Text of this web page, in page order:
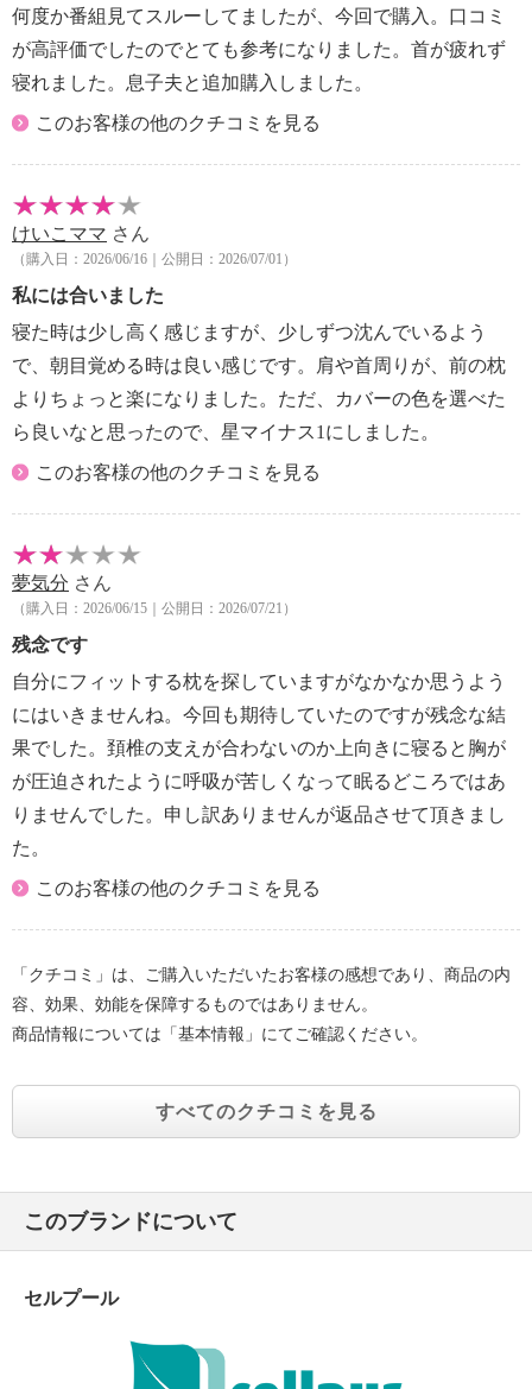
・洗濯機：可
・漂白処理：酸素系漂白 可（塩素系漂白は不可）
・自然乾燥：日陰の吊り干し
・アイロン仕上げ：不可
＜本体（芯材）＞
・手洗いする際は詰物を中袋から出さず、そのまま手
洗いする
・手洗いした後はタオルなどを押し当てて水気を吸い
取り、陰干しする
・長時間照射による変色注意
＜本体（側生地）、チューブカバー＞
・ネット使用
・単品洗い
・無蛍光洗剤使用
・長時間照射による変色注意
【原産国（地）】
＜本体（芯材）＞
・側地縫製：中国
・仕上加工：日本
＜本体（側生地）＞
・側地縫製：中国
・仕上加工：日本
＜チューブカバー＞
【保証】
何度か番組見てスルーしてましたが、今回で購入。口コミ
が高評価でしたのでとても参考になりました。首が疲れず
寝れました。息子夫と追加購入しました。
このお客様の他のクチコミを見る
けいこママ さん
（購入日：2026/06/16｜公開日：2026/07/01）
私には合いました
寝た時は少し高く感じますが、少しずつ沈んでいるよう
で、朝目覚める時は良い感じです。肩や首周りが、前の枕
よりちょっと楽になりました。ただ、カバーの色を選べた
ら良いなと思ったので、星マイナス1にしました。
このお客様の他のクチコミを見る
夢気分 さん
（購入日：2026/06/15｜公開日：2026/07/21）
残念です
自分にフィットする枕を探していますがなかなか思うよう
にはいきませんね。今回も期待していたのですが残念な結
果でした。頚椎の支えが合わないのか上向きに寝ると胸が
が圧迫されたように呼吸が苦しくなって眠るどころではあ
りませんでした。申し訳ありませんが返品させて頂きまし
た。
このお客様の他のクチコミを見る
「クチコミ」は、ご購入いただいたお客様の感想であり、商品の内
容、効果、効能を保障するものではありません。
商品情報については「基本情報」にてご確認ください。
すべてのクチコミを見る
このブランドについて
セルプール